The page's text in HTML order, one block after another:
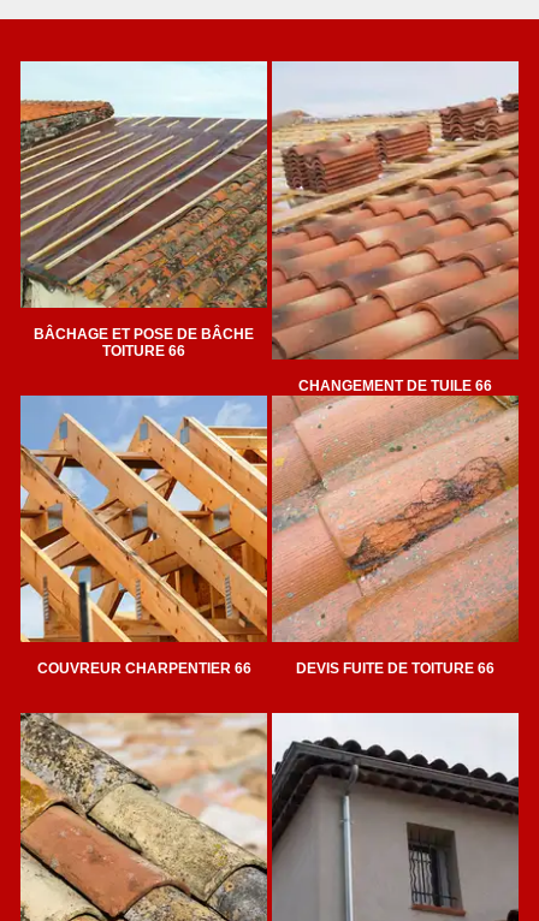
BÂCHAGE ET POSE DE BÂCHE
TOITURE 66
CHANGEMENT DE TUILE 66
COUVREUR CHARPENTIER 66 DEVIS FUITE DE TOITURE 66